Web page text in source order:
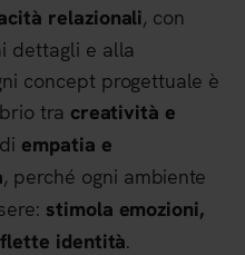
relazionali, con
dettagli e alla
concept progettuale è
tra creatività e
empatia e
, perché ogni ambiente
stimola emozioni,
identità.